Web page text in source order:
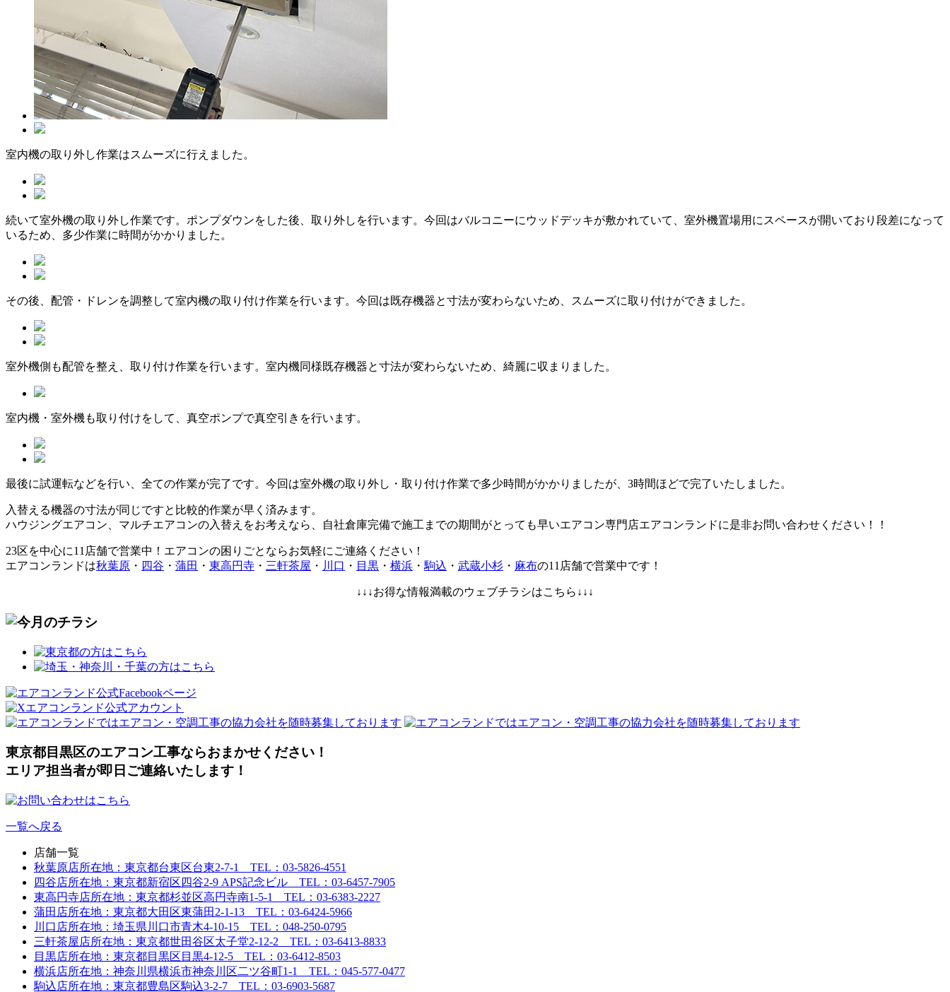
室内機の取り外し作業はスムーズに行えました。
続いて室外機の取り外し作業です。ポンプダウンをした後、取り外しを行います。今回はバルコニーにウッドデッキが敷かれていて、室外機置場用にスペースが開いており段差になって
いるため、多少作業に時間がかかりました。
その後、配管・ドレンを調整して室内機の取り付け作業を行います。今回は既存機器と寸法が変わらないため、スムーズに取り付けができました。
室外機側も配管を整え、取り付け作業を行います。室内機同様既存機器と寸法が変わらないため、綺麗に収まりました。
室内機・室外機も取り付けをして、真空ポンプで真空引きを行います。
最後に試運転などを行い、全ての作業が完了です。今回は室外機の取り外し・取り付け作業で多少時間がかかりましたが、3時間ほどで完了いたしました。
入替える機器の寸法が同じですと比較的作業が早く済みます。
ハウジングエアコン、マルチエアコンの入替えをお考えなら、自社倉庫完備で施工までの期間がとっても早いエアコン専門店エアコンランドに是非お問い合わせください！！
23区を中心に11店舗で営業中！エアコンの困りごとならお気軽にご連絡ください！
エアコンランドは秋葉原 ・ 四谷 ・ 蒲田 ・ 東高円寺 ・ 三軒茶屋 ・ 川口 ・ 目黒 ・ 横浜 ・ 駒込 ・ 武蔵小杉 ・ 麻布の11店舗で営業中です！
↓↓↓お得な情報満載のウェブチラシはこちら↓↓↓
東京都目黒区のエアコン工事ならおまかせください！
エリア担当者が即日ご連絡いたします！
一覧へ戻る
店舗一覧
秋葉原店所在地：東京都台東区台東2-7-1 TEL：03-5826-4551
四谷店所在地：東京都新宿区四谷2-9 APS記念ビル TEL：03-6457-7905
東高円寺店所在地：東京都杉並区高円寺南1-5-1 TEL：03-6383-2227
蒲田店所在地：東京都大田区東蒲田2-1-13 TEL：03-6424-5966
川口店所在地：埼玉県川口市青木4-10-15 TEL：048-250-0795
三軒茶屋店所在地：東京都世田谷区太子堂2-12-2 TEL：03-6413-8833
目黒店所在地：東京都目黒区目黒4-12-5 TEL：03-6412-8503
横浜店所在地：神奈川県横浜市神奈川区二ツ谷町1-1 TEL：045-577-0477
駒込店所在地：東京都豊島区駒込3-2-7 TEL：03-6903-5687